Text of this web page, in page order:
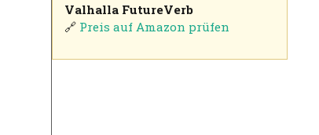
Valhalla FutureVerb
🔗 Preis auf Amazon prüfen